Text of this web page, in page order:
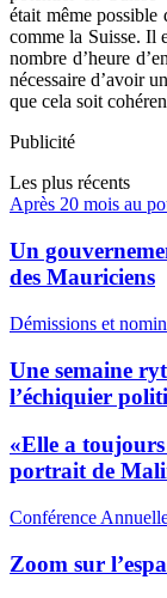
était même possible
comme la Suisse. Il
nombre d’heure
nécessaire d’avoir
que cela soit
Publicité
Les plus récents
Après 20 mois au
Un
des Mauriciens
Démissions et
Une semaine
l’échiquier
«Elle a toujours
portrait de
Conférence
Zoom sur